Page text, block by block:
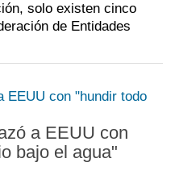
solo existen cinco
de Entidades
a EEUU con
bajo el agua"